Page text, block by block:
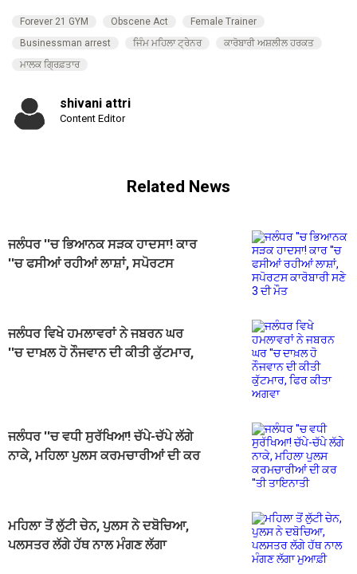
Forever 21 GYM Obscene Act
Female Trainer
Businessman arrest
ਜਿੰਮ ਮਹਿਲਾ ਟ੍ਰੇਨਰ
ਕਾਰੋਬਾਰੀ ਅਸ਼ਲੀਲ ਹਰਕਤ
ਮਾਲਕ ਗ੍ਰਿਫ਼ਤਾਰ
shivani attri
Content Editor
Related News
ਜਲੰਧਰ ''ਚ ਭਿਆਨਕ ਸੜਕ ਹਾਦਸਾ! ਕਾਰ
''ਚ ਫਸੀਆਂ ਰਹੀਆਂ ਲਾਸ਼ਾਂ, ਸਪੋਰਟਸ
ਜਲੰਧਰ ਵਿਖੇ ਹਮਲਾਵਰਾਂ ਨੇ ਜਬਰਨ ਘਰ
''ਚ ਦਾਖ਼ਲ ਹੋ ਨੌਜਵਾਨ ਦੀ ਕੀਤੀ ਕੁੱਟਮਾਰ,
ਜਲੰਧਰ ''ਚ ਵਧੀ ਸੁਰੱਖਿਆ! ਚੱਪੇ-ਚੱਪੇ ਲੱਗੇ
ਨਾਕੇ, ਮਹਿਲਾ ਪੁਲਸ ਕਰਮਚਾਰੀਆਂ ਦੀ ਕਰ
ਮਹਿਲਾ ਤੋਂ ਲੁੱਟੀ ਚੇਨ, ਪੁਲਸ ਨੇ ਦਬੋਚਿਆ,
ਪਲਸਤਰ ਲੱਗੇ ਹੱਥ ਨਾਲ ਮੰਗਣ ਲੱਗਾ